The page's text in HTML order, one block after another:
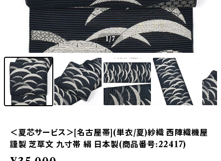
1/7
＜夏芯サービス＞[名古屋帯](単衣/夏)紗織 西陣織機屋
謹製 芝草文 九寸帯 絹 日本製(商品番号:22417)